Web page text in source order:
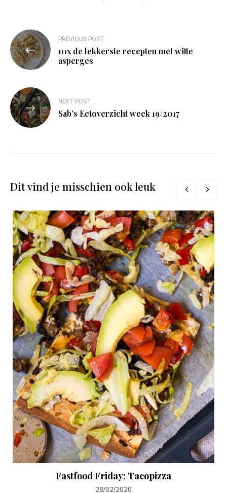
Bericht
navigatie
PREVIOUS POST
10x de lekkerste recepten met witte
asperges
NEXT POST
Sab’s Eetoverzicht week 19/2017
Dit vind je misschien ook leuk
Fastfood Friday: Tacopizza
28/02/2020